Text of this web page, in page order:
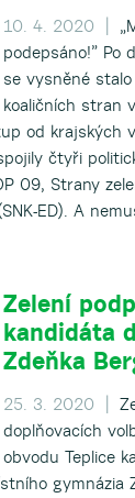
10. 4. 2020 |
podepsáno!” Po
se vysněné
koaličních stran
od krajských
čtyři
09, Strany
ED). A
Zelení
kandidáta
Zdeňka
25. 3. 2020 |
doplňovacích
obvodu Teplice
gymnázia